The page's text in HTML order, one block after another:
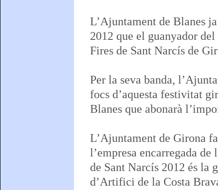
L’Ajuntament de Blanes
2012 que el guanyador
Fires de Sant Narcís de
Per la seva banda,
focs d’aquesta festivitat
Blanes que abonarà
L’Ajuntament de Girona
l’empresa encarregada
de Sant Narcís 2012 és la
d’Artifici de la Costa